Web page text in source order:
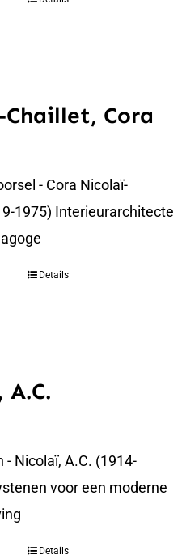
Cora
- Cora Nicolaï-
1975) Interieurarchitecte
Details
- Nicolaï, A.C. (1914-
voor een moderne
Details